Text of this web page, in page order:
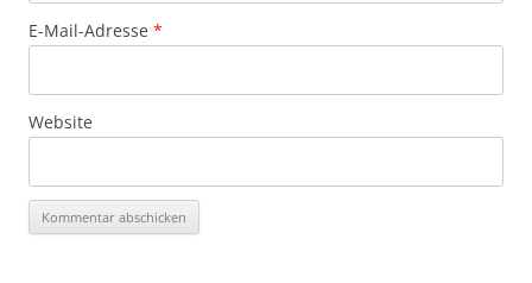
E-Mail-Adresse *
Website